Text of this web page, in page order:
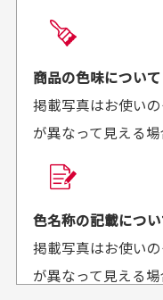
があればよろしくお
セールかつポイン
も使えて、お得に
入出来ました
セールかつポイント
商品の受け渡しは
頂いております。
商品購入からど
か？
平日午前9時まで
おります。
せて頂いておりま
商品の色味について
掲載写真はお使い
が異なって見える場
色名称の記載につい
掲載写真はお使い
が異なって見える場